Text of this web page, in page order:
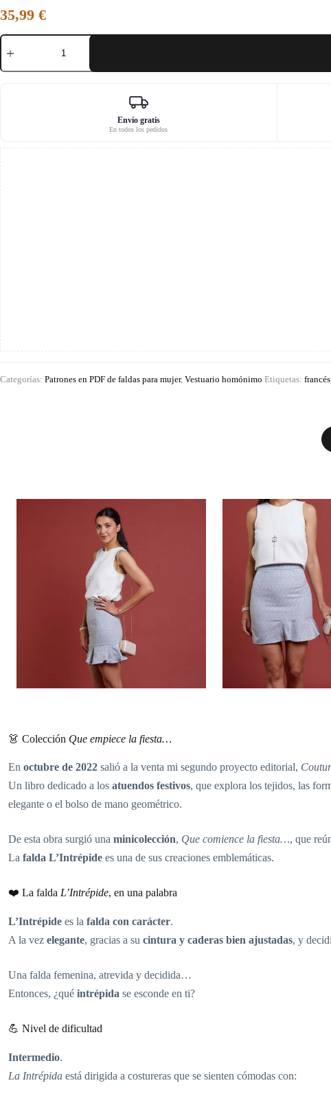
35,99 €
Patrón
en
de
talla
34
a
la
48
cantidad
Envío gratis
En todos los pedidos
Categorías: Patrones en PDF de faldas para mujer, Vestuario homónimo Etiquetas: francés
👗 Colección Que empiece la fiesta…
En octubre de 2022 salió a la venta mi segundo proyecto editorial,
Un libro dedicado a los atuendos festivos, que explora los tejidos, las
elegante o el bolso de mano geométrico.
De esta obra surgió una minicolección, Que comience la fiesta…, que
La falda L’Intrépide es una de sus creaciones emblemáticas.
❤️ La falda L’Intrépide, en una palabra
L’Intrépide es la falda con carácter.
A la vez elegante, gracias a su cintura y caderas bien ajustadas, y
Una falda femenina, atrevida y decidida…
Entonces, ¿qué intrépida se esconde en ti?
💪 Nivel de dificultad
Intermedio.
La Intrépida está dirigida a costureras que se sienten cómodas con: